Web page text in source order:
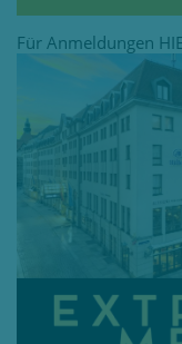
Für Anmeldungen